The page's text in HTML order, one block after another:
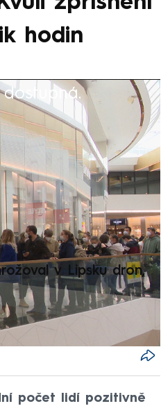
hodin
v Lipsku dron,
počet lidí pozitivně